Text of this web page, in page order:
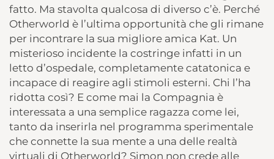
fatto. Ma stavolta qualcosa di diverso c’è. Perché
Otherworld è l’ultima opportunità che gli rimane
per incontrare la sua migliore amica Kat. Un
misterioso incidente la costringe infatti in un
letto d’ospedale, completamente catatonica e
incapace di reagire agli stimoli esterni. Chi l’ha
ridotta così? E come mai la Compagnia è
interessata a una semplice ragazza come lei,
tanto da inserirla nel programma sperimentale
che connette la sua mente a una delle realtà
virtuali di Otherworld? Simon non crede alle